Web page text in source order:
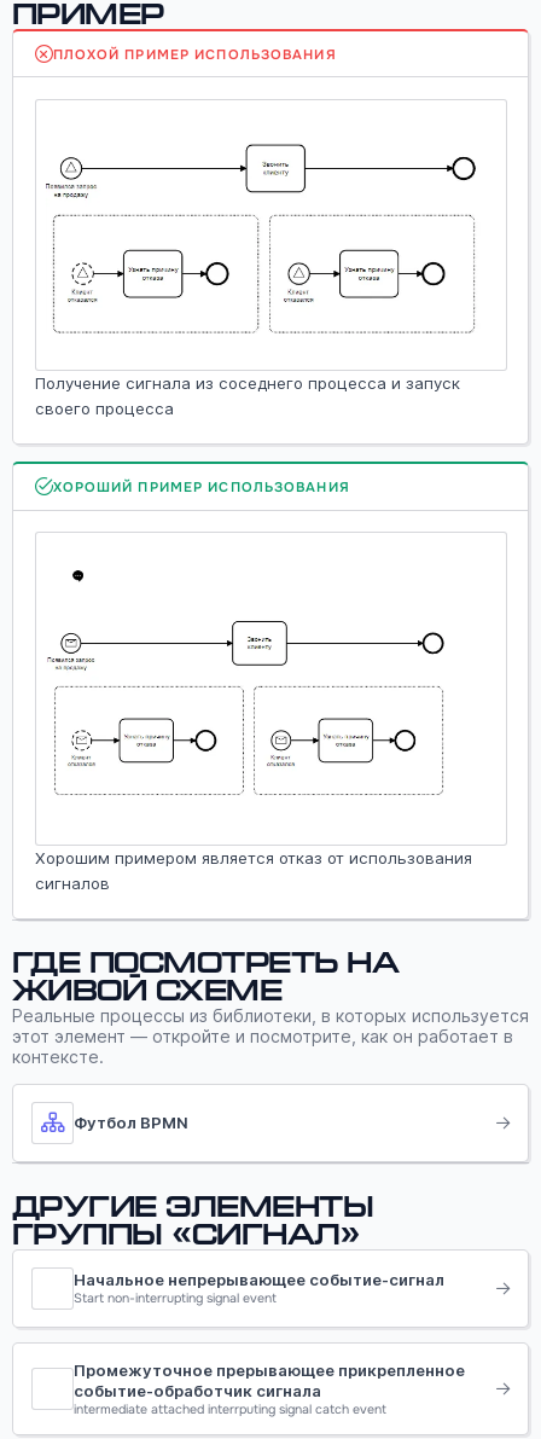
пример
ПЛОХОЙ ПРИМЕР ИСПОЛЬЗОВАНИЯ
Получение сигнала из соседнего процесса и запуск
своего процесса
ХОРОШИЙ ПРИМЕР ИСПОЛЬЗОВАНИЯ
Хорошим примером является отказ от использования
сигналов
Где посмотреть на
живой схеме
Реальные процессы из библиотеки, в которых используется
этот элемент — откройте и посмотрите, как он работает в
контексте.
Футбол BPMN
Другие элементы
группы «Сигнал»
Начальное непрерывающее событие-сигнал
Start non-interrupting signal event
Промежуточное прерывающее прикрепленное
событие-обработчик сигнала
intermediate attached interrputing signal catch event